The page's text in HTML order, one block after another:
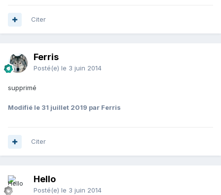
Citer
Ferris
Posté(e) le 3 juin 2014
supprimé
Modifié le 31 juillet 2019 par Ferris
Citer
Hello
Posté(e) le 3 juin 2014